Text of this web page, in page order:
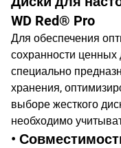
WD Red® Pro
Для обеспечения
сохранности
специально
хранения,
выборе жесткого
необходимо
•